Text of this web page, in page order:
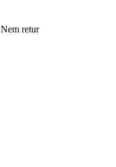
Nem retur